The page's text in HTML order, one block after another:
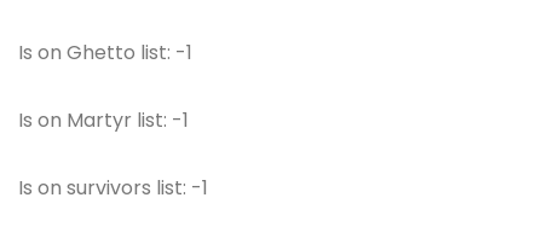
Is on Ghetto list: -1
Is on Martyr list: -1
Is on survivors list: -1